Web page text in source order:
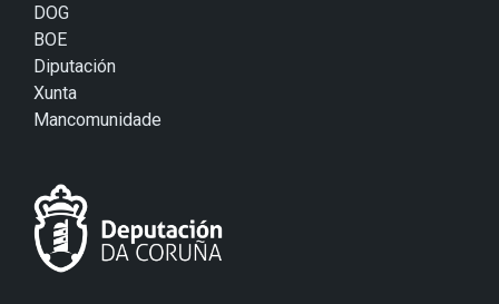
DOG
BOE
Diputación
Xunta
Mancomunidade